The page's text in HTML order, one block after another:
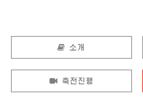
소개
축전진행